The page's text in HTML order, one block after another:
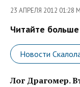
23 АПРЕЛЯ 2012 01:28
Читайте
Новости
Лог Драгомер.